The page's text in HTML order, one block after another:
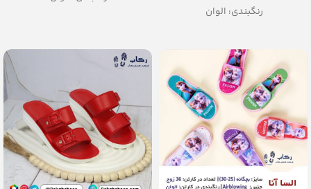
رنگبندی: الوان
جنس: EVA SOFT